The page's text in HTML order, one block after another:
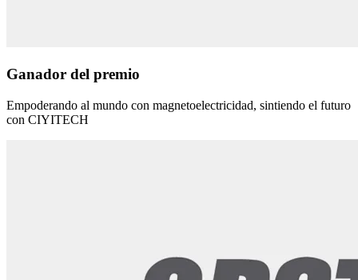
Ganador del premio
Empoderando al mundo con magnetoelectricidad, sintiendo el futuro
con CIYITECH